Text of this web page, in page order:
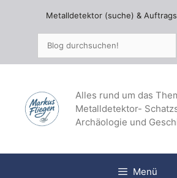
springen
Metalldetektor (suche) &
Alles rund um das
Metalldetektor-
Archäologie und
Menü